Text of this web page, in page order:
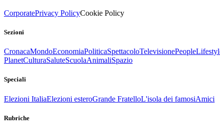
CorporatePrivacy PolicyCookie Policy
Sezioni
CronacaMondoEconomiaPoliticaSpettacoloTelevisionePeople
PlanetCulturaSaluteScuolaAnimaliSpazio
Speciali
Elezioni ItaliaElezioni esteroGrande FratelloL'isola dei famosiAmici
Rubriche